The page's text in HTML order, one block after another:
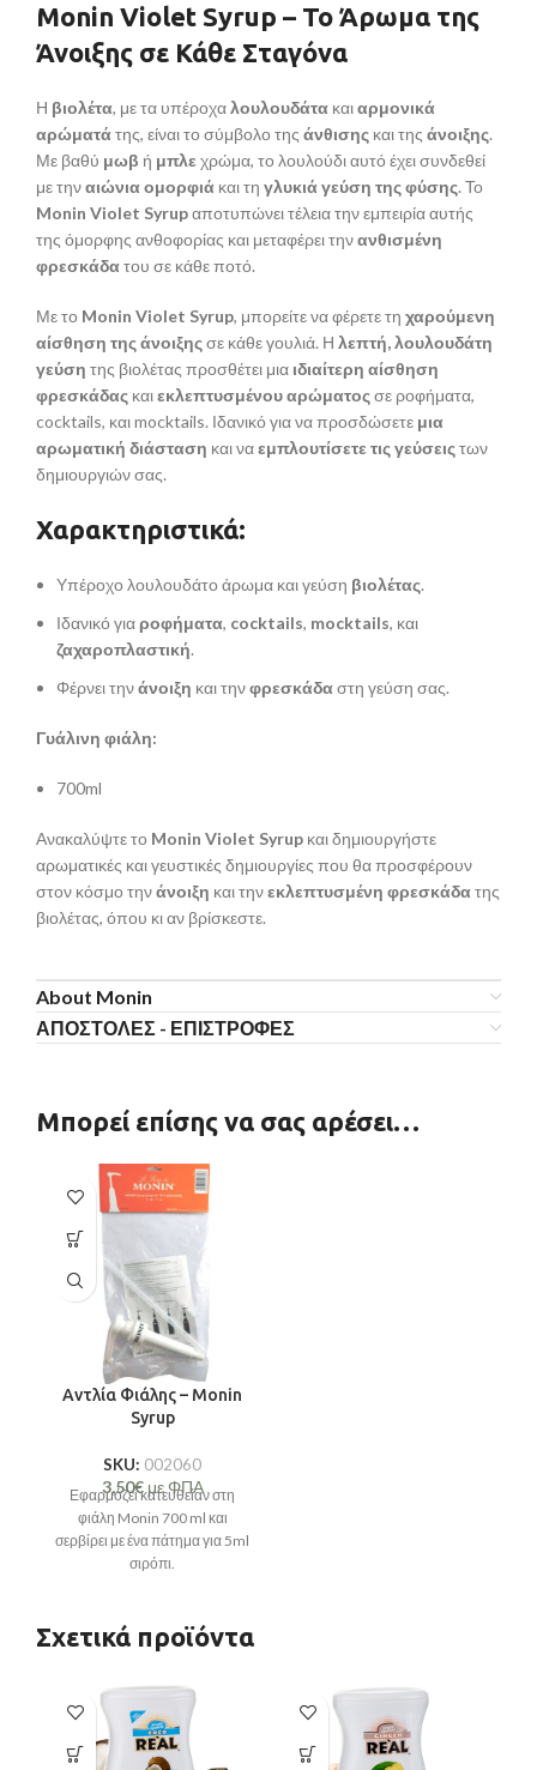
Monin Violet Syrup – Το Άρωμα της
Άνοιξης σε Κάθε Σταγόνα
Η βιολέτα, με τα υπέροχαλουλουδάτα καιαρμονικά
αρώματάτης, είναι το σύμβολο της άνθισης και της άνοιξης.
Με βαθύ μωβ ή μπλε χρώμα, το λουλούδι αυτό έχει συνδεθεί
με τηναιώνια ομορφιά και τη γλυκιά γεύση της φύσης. Το
Monin Violet Syrupαποτυπώνει τέλεια την εμπειρία αυτής
της όμορφης ανθοφορίας και μεταφέρει τηνανθισμένη
φρεσκάδατου σε κάθε ποτό.
Με το Monin Violet Syrup, μπορείτε να φέρετε τη χαρούμενη
αίσθηση της άνοιξηςσε κάθε γουλιά. Η λεπτή, λουλουδάτη
γεύση της βιολέτας προσθέτει μια ιδιαίτερη αίσθηση
φρεσκάδας καιεκλεπτυσμένου αρώματοςσε ροφήματα,
cocktails, και mocktails. Ιδανικό για να προσδώσετε μια
αρωματική διάσταση και ναεμπλουτίσετε τις γεύσειςτων
δημιουργιών σας.
Χαρακτηριστικά:
Υπέροχο λουλουδάτο άρωμα και γεύση βιολέτας.
Ιδανικό γιαροφήματα, cocktails, mocktails, και
ζαχαροπλαστική.
Φέρνει τηνάνοιξη και τηνφρεσκάδαστη γεύση σας.
Γυάλινη φιάλη:
700ml
Ανακαλύψτε το Monin Violet Syrup και δημιουργήστε
αρωματικές και γευστικές δημιουργίες που θα προσφέρουν
στον κόσμο τηνάνοιξη και τηνεκλεπτυσμένη φρεσκάδατης
βιολέτας, όπου κι αν βρίσκεστε.
About Monin
ΑΠΟΣΤΟΛΕΣ - ΕΠΙΣΤΡΟΦΕΣ
Μπορεί επίσης να σας αρέσει…
Αντλία Φιάλης – Monin
Syrup
SKU: 002060
3,50€με ΦΠΑ
Εφαρμόζει κατευθείαν στη
φιάλη Monin 700 ml και
σερβίρει με ένα πάτημα για 5ml
σιρόπι.
Σχετικά προϊόντα